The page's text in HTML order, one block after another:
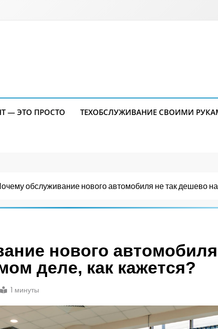
— ЭТО ПРОСТО ТЕХОБСЛУЖИВАНИЕ СВОИМИ
обслуживание нового автомобиля не так дешево на
нового
деле, как кажется?
1 минуты